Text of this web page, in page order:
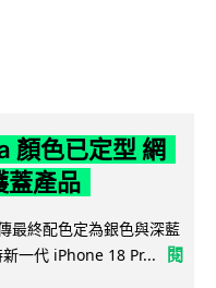
顏色已定型 網
蓋產品
最終配色定為銀色與深藍
一代 iPhone 18 Pr...
閱